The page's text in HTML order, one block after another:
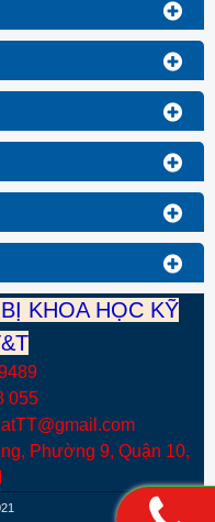
KHOA HỌC KỸ
055
Phường 9, Quận 10,